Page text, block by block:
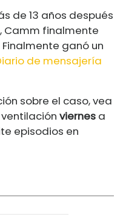
de 13 años después
Camm finalmente
Finalmente ganó un
de mensajería
sobre el caso, vea
viernes a
episodios en